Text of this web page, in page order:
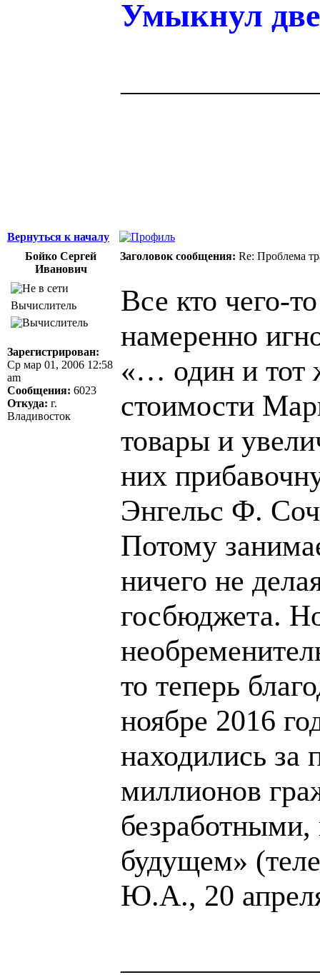
Умыкнул
Вернуться к началу
Бойко Сергей
Иванович
Заголовок сообщения: Re: Проблема
Вычислитель
Зарегистрирован:
Ср мар 01, 2006 12:58
am
Сообщения: 6023
Откуда: г.
Владивосток
Все кто чего-
намеренно
«… один и тот
стоимости
товары и
них
Энгельс Ф.
Потому
ничего не
госбюджета.
то теперь
ноябре 2016
находились за
миллионов
будущем»
Ю.А., 20